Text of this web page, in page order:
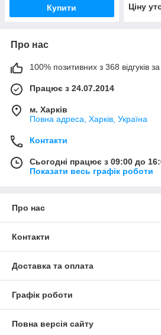
Купити Ціну
Про нас
100% позитивних з 368 відгуків за
Працює з 24.07.2014
м. Харків
Повна адреса, Харків, Україна
Контакти
Сьогодні працює з 09:00 до
Показати весь графік роботи
Про нас
Контакти
Доставка та оплата
Графік роботи
Повна версія сайту